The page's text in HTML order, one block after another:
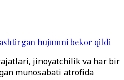
hujumni bekor qildi
jinoyatchilik va har bir
munosabati atrofida